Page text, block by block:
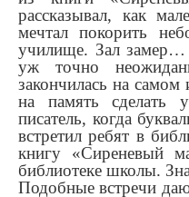
рассказывал, как
мечтал покорить
училище. Зал замер…
уж точно
закончилась на
на память
писатель, когда
встретил ребят в
книгу «Сиреневый
библиотеке школы.
Подобные встречи